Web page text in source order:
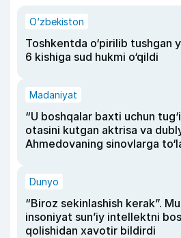
O‘zbekiston
Toshkentda o‘pirilib tushgan
6 kishiga sud hukmi o‘qildi
Madaniyat
“U boshqalar baxti uchun
otasini kutgan aktrisa va
Ahmedovaning sinovlarga
Dunyo
“Biroz sekinlashish kerak”.
insoniyat sun’iy intellektni
qolishidan xavotir bildirdi